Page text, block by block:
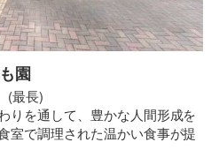
園
(最長)
りを通して、豊かな人間形成を
室で調理された温かい食事が提